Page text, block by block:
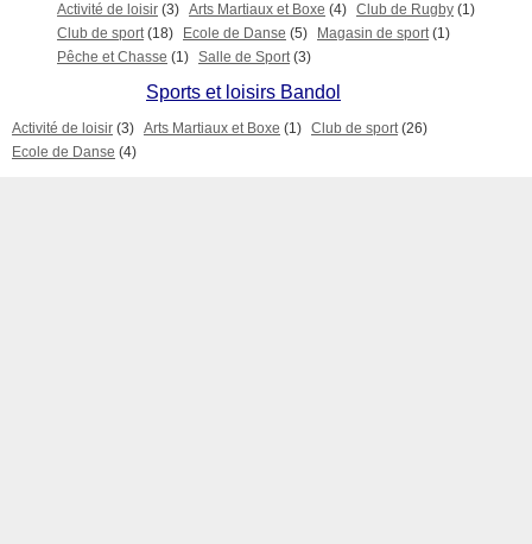
Activité de loisir (3) Arts Martiaux et Boxe (4) Club de Rugby (1)
Club de sport (18) Ecole de Danse (5) Magasin de sport (1)
Pêche et Chasse (1) Salle de Sport (3)
Sports et loisirs Bandol
Activité de loisir (3) Arts Martiaux et Boxe (1) Club de sport (26)
Ecole de Danse (4)